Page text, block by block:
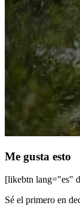
Me gusta esto
[likebtn lang="es"
Sé el primero en